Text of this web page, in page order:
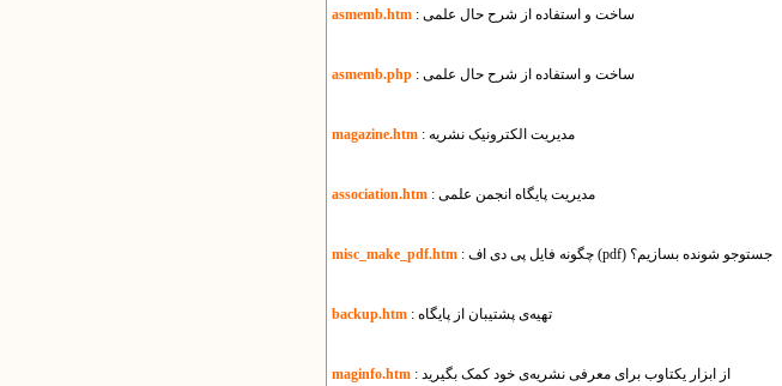
asmemb.htm : ساخت و استفاده از شرح حال علمی
asmemb.php : ساخت و استفاده از شرح حال علمی
magazine.htm : مدیریت الکترونیک نشریه
association.htm : مدیریت پایگاه انجمن علمی
misc_make_pdf.htm : چگونه فایل پی دی اف (pdf) جستوجو شونده بسازیم؟
backup.htm : تهیه‌ی پشتیبان از پایگاه
maginfo.htm : از ابزار یکتاوب برای معرفی نشریه‌ی خود کمک بگیرید